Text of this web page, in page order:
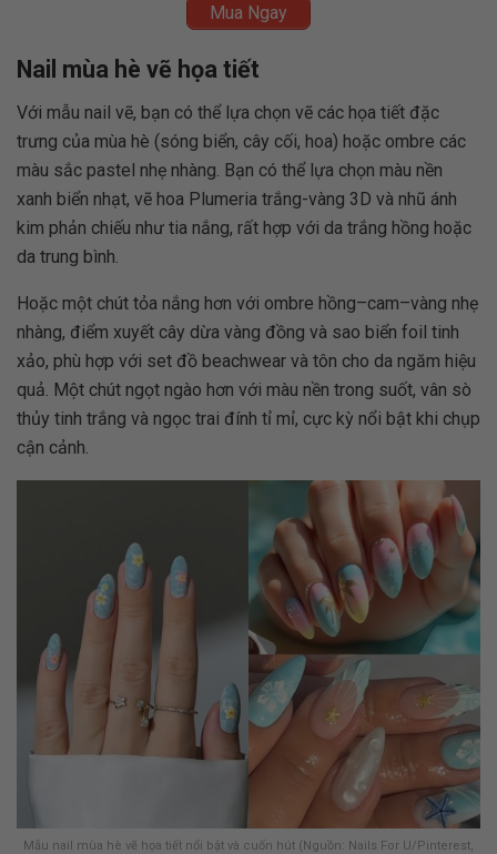
Mua Ngay
Nail mùa hè vẽ họa tiết
Với mẫu nail vẽ, bạn có thể lựa chọn vẽ các họa tiết đặc
trưng của mùa hè (sóng biển, cây cối, hoa) hoặc ombre các
màu sắc pastel nhẹ nhàng. Bạn có thể lựa chọn màu nền
xanh biển nhạt, vẽ hoa Plumeria trắng-vàng 3D và nhũ ánh
kim phản chiếu như tia nắng, rất hợp với da trắng hồng hoặc
da trung bình.
Hoặc một chút tỏa nắng hơn với ombre hồng–cam–vàng nhẹ
nhàng, điểm xuyết cây dừa vàng đồng và sao biển foil tinh
xảo, phù hợp với set đồ beachwear và tôn cho da ngăm hiệu
quả. Một chút ngọt ngào hơn với màu nền trong suốt, vân sò
thủy tinh trắng và ngọc trai đính tỉ mỉ, cực kỳ nổi bật khi chụp
cận cảnh.
Mẫu nail mùa hè vẽ họa tiết nổi bật và cuốn hút (Nguồn: Nails For U/Pinterest,